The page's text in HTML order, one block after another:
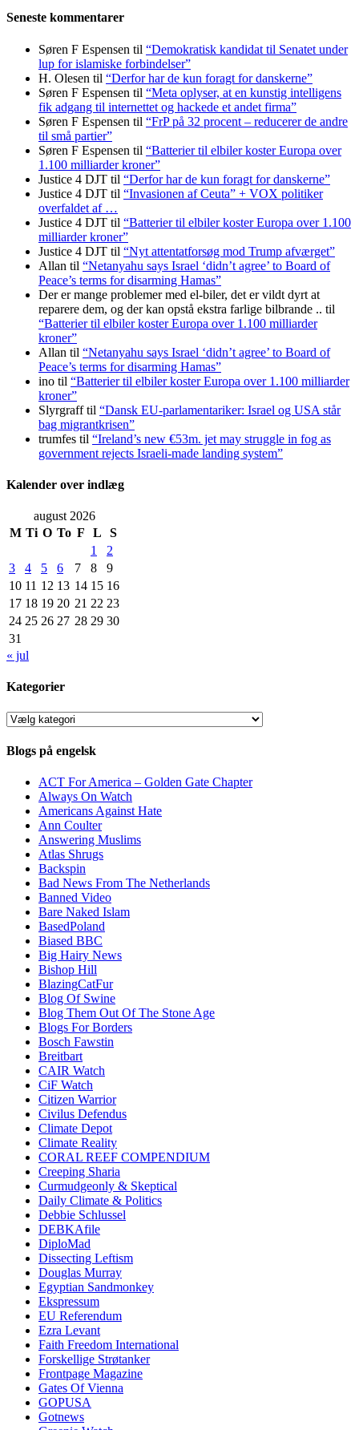
Seneste kommentarer
Søren F Espensen til “Demokratisk kandidat til Senatet under
lup for islamiske forbindelser”
H. Olesen til “Derfor har de kun foragt for danskerne”
Søren F Espensen til “Meta oplyser, at en kunstig intelligens
fik adgang til internettet og hackede et andet firma”
Søren F Espensen til “FrP på 32 procent – reducerer de andre
til små partier”
Søren F Espensen til “Batterier til elbiler koster Europa over
1.100 milliarder kroner”
Justice 4 DJT til “Derfor har de kun foragt for danskerne”
Justice 4 DJT til “Invasionen af Ceuta” + VOX politiker
overfaldet af …
Justice 4 DJT til “Batterier til elbiler koster Europa over 1.100
milliarder kroner”
Justice 4 DJT til “Nyt attentatforsøg mod Trump afværget”
Allan til “Netanyahu says Israel ‘didn’t agree’ to Board of
Peace’s terms for disarming Hamas”
Der er mange problemer med el-biler, det er vildt dyrt at
reparere dem, og der kan opstå ekstra farlige bilbrande .. til
“Batterier til elbiler koster Europa over 1.100 milliarder
kroner”
Allan til “Netanyahu says Israel ‘didn’t agree’ to Board of
Peace’s terms for disarming Hamas”
ino til “Batterier til elbiler koster Europa over 1.100 milliarder
kroner”
Slyrgrafftil “Dansk EU-parlamentariker: Israel og USA står
bag migrantkrisen”
trumfes til “Ireland’s new €53m. jet may struggle in fog as
government rejects Israeli-made landing system”
Kalender over indlæg
august 2026
M Ti O To F L
S
1
2
3
4 5 6 7 8
9
10 11 12 13 14 15 16
17 18 19 20 21 22 23
24 25 26 27 28 29 30
31
« jul
Kategorier
Kategorier
Blogs på engelsk
ACT For America – Golden Gate Chapter
Always On Watch
Americans Against Hate
Ann Coulter
Answering Muslims
Atlas Shrugs
Backspin
Bad News From The Netherlands
Banned Video
Bare Naked Islam
BasedPoland
Biased BBC
Big Hairy News
Bishop Hill
BlazingCatFur
Blog Of Swine
Blog Them Out Of The Stone Age
Blogs For Borders
Bosch Fawstin
Breitbart
CAIR Watch
CiF Watch
Citizen Warrior
Civilus Defendus
Climate Depot
Climate Reality
CORAL REEF COMPENDIUM
Creeping Sharia
Curmudgeonly & Skeptical
Daily Climate & Politics
Debbie Schlussel
DEBKAfile
DiploMad
Dissecting Leftism
Douglas Murray
Egyptian Sandmonkey
Ekspressum
EU Referendum
Ezra Levant
Faith Freedom International
Forskellige Strøtanker
Frontpage Magazine
Gates Of Vienna
GOPUSA
Gotnews